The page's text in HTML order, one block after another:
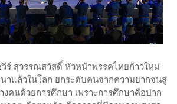
ร์ สุวรรณสวัสดิ์ หัวหน้าพรรคไทยก้าวใหม่
าแล้วในโลก ยกระดับคนจากความยากจนสู่
งคนด้วยการศึกษา เพราะการศึกษาคือปาก